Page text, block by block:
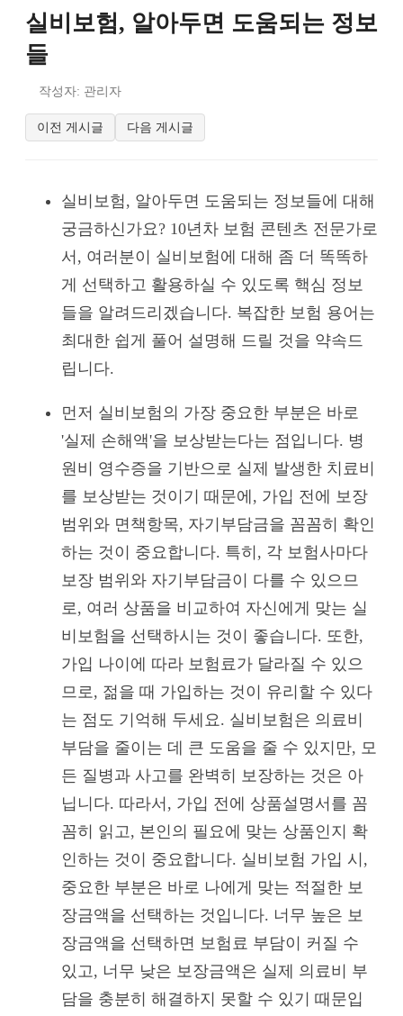
실비보험, 알아두면 도움되는 정보
들
작성자: 관리자
이전 게시글 다음 게시글
실비보험, 알아두면 도움되는 정보들에 대해
궁금하신가요? 10년차 보험 콘텐츠 전문가로
서, 여러분이 실비보험에 대해 좀 더 똑똑하
게 선택하고 활용하실 수 있도록 핵심 정보
들을 알려드리겠습니다. 복잡한 보험 용어는
최대한 쉽게 풀어 설명해 드릴 것을 약속드
립니다.
먼저 실비보험의 가장 중요한 부분은 바로
'실제 손해액'을 보상받는다는 점입니다. 병
원비 영수증을 기반으로 실제 발생한 치료비
를 보상받는 것이기 때문에, 가입 전에 보장
범위와 면책항목, 자기부담금을 꼼꼼히 확인
하는 것이 중요합니다. 특히, 각 보험사마다
보장 범위와 자기부담금이 다를 수 있으므
로, 여러 상품을 비교하여 자신에게 맞는 실
비보험을 선택하시는 것이 좋습니다. 또한,
가입 나이에 따라 보험료가 달라질 수 있으
므로, 젊을 때 가입하는 것이 유리할 수 있다
는 점도 기억해 두세요. 실비보험은 의료비
부담을 줄이는 데 큰 도움을 줄 수 있지만, 모
든 질병과 사고를 완벽히 보장하는 것은 아
닙니다. 따라서, 가입 전에 상품설명서를 꼼
꼼히 읽고, 본인의 필요에 맞는 상품인지 확
인하는 것이 중요합니다. 실비보험 가입 시,
중요한 부분은 바로 나에게 맞는 적절한 보
장금액을 선택하는 것입니다. 너무 높은 보
장금액을 선택하면 보험료 부담이 커질 수
있고, 너무 낮은 보장금액은 실제 의료비 부
담을 충분히 해결하지 못할 수 있기 때문입